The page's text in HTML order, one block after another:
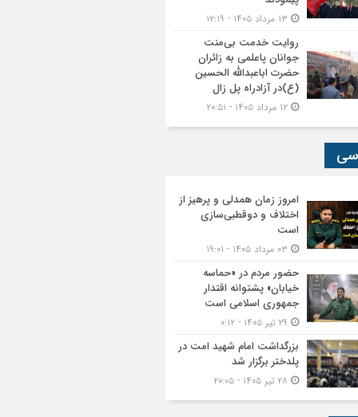
روایت خدمت بی‌منت
جوانان پاعلمی به زائران
حضرت اباعبدالله الحسین
(ع)در آزادراه پل زال
امروز زمان همدلی و پرهیز از
اختلاف و دوقطبی‌سازی
است
حضور مردم در «حماسه
خیابان» پشتوانه اقتدار
جمهوری اسلامی است
بزرگداشت امام شهید امت در
پلدختر برگزار شد